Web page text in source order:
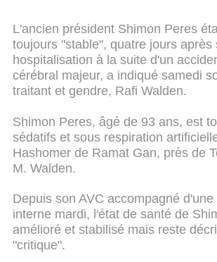
L'ancien président Shimon Peres
toujours "stable", quatre jours après
hospitalisation à la suite d'un
cérébral majeur, a indiqué samedi
traitant et gendre, Rafi Walden.
Shimon Peres, âgé de 93 ans, est
sédatifs et sous respiration
Hashomer de Ramat Gan, près de
M. Walden.
Depuis son AVC accompagné
interne mardi, l'état de santé de
amélioré et stabilisé mais reste
"critique".